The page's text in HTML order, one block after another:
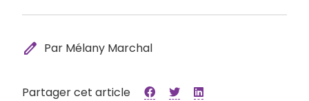
edit Par Mélany Marchal
Partager cet article